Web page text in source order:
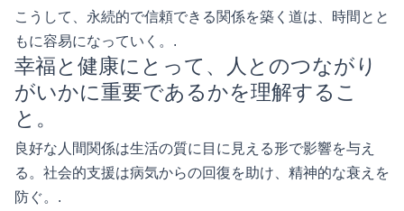
こうして、永続的で信頼できる関係を築く道は、時間とと
もに容易になっていく。.
幸福と健康にとって、人とのつながり
がいかに重要であるかを理解するこ
と。
良好な人間関係は生活の質に目に見える形で影響を与え
る。社会的支援は病気からの回復を助け、精神的な衰えを
防ぐ。.